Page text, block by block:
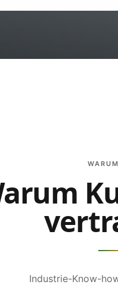
Industrie-Know-